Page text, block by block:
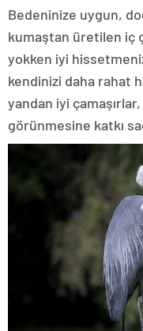
Bedeninize uygun,
kumaştan üretilen iç
yokken iyi
kendinizi daha rahat
yandan iyi
görünmesine katkı